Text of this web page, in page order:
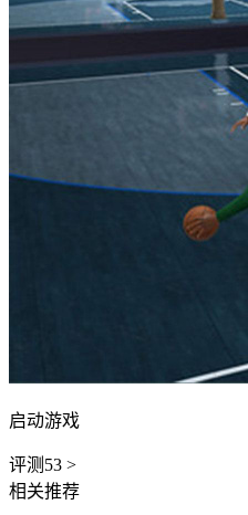
启动游戏
评测 53 >
相关推荐